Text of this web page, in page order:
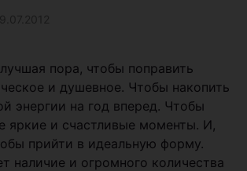
пора, чтобы поправить
и душевное. Чтобы накопить
энергии на год вперед. Чтобы
яркие и счастливые моменты. И,
прийти в идеальную форму.
наличие и огромного количества